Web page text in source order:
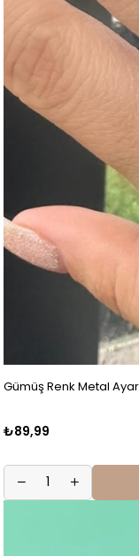
Gümüş Renk Metal
₺89,99